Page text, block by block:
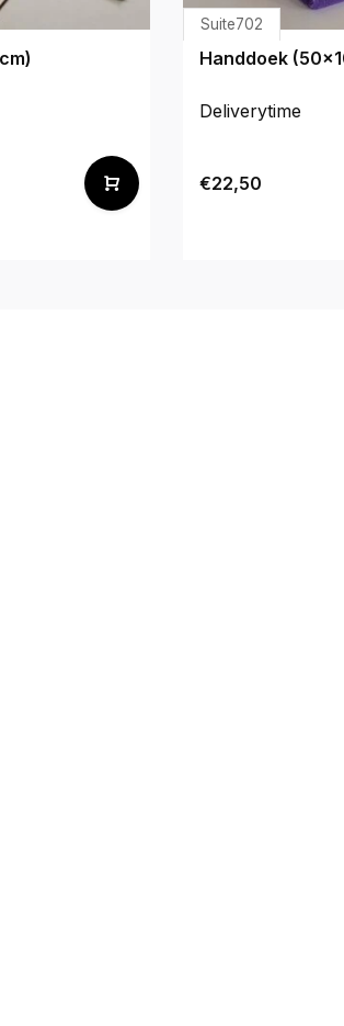
Suite702
Handdoek
Deliverytime
€22,50